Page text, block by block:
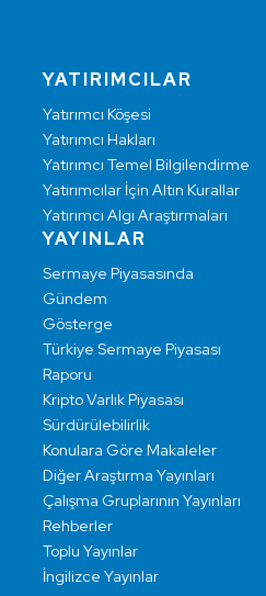
YATIRIMCILAR
Yatırımcı Köşesi
Yatırımcı Hakları
Yatırımcı Temel Bilgilendirme
Yatırımcılar İçin Altın Kurallar
Yatırımcı Algı Araştırmaları
YAYINLAR
Sermaye Piyasasında
Gündem
Gösterge
Türkiye Sermaye Piyasası
Raporu
Kripto Varlık Piyasası
Sürdürülebilirlik
Konulara Göre Makaleler
Diğer Araştırma Yayınları
Çalışma Gruplarının Yayınları
Rehberler
Toplu Yayınlar
İngilizce Yayınlar